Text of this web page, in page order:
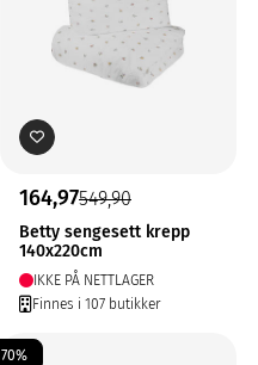
164,97549,90
Betty sengesett krepp
140x220cm
IKKE PÅ NETTLAGER
Finnes i 107 butikker
70%